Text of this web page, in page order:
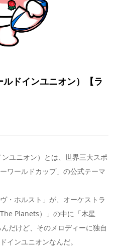
ドインユニオン）【ラ
ユニオン）とは、世界三大スポ
ーワールドカップ」の公式テーマ
・ホルスト」が、オーケストラ
Planets）」の中に 「木星
だけど、そのメロディーに独自
インユニオンなんだ。